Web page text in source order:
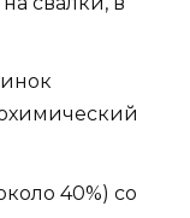
40%) со